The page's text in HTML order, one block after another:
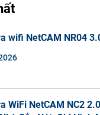
wifi NetCAM NR04
WiFi NetCAM NC2